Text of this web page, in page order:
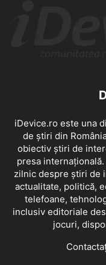
iDevice.ro este una
de știri din
obiectiv știri de
presa
zilnic despre știri de
actualitate, politică,
telefoane,
inclusiv editoriale
jocuri,